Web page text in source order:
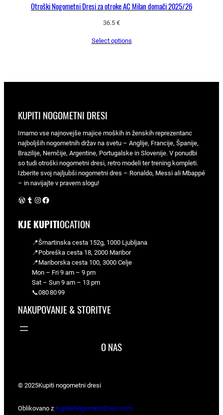
Otroški Nogometni Dresi za otroke AC Milan domači 2025/26
36.5 €
Select options
KUPITI NOGOMETNI DRESI
Imamo vse najnovejše majice moških in ženskih reprezentanc
najboljših nogometnih držav na svetu – Anglije, Francije, Španije,
Brazilije, Nemčije, Argentine, Portugalske in Slovenije. V ponudbi
so tudi otroški nogometni dresi, retro modeli ter trening kompleti.
Izberite svoj najljubši nogometni dres – Ronaldo, Messi ali Mbappé
– in navijajte v pravem slogu!
WordPress Instagram Facebook
KJE KUPITIOCATION
📍Šmartinska cesta 152g, 1000 Ljubljana
📍Pobreška cesta 18, 2000 Maribor
📍Mariborska cesta 100, 3000 Celje
Mon – Fri 9 am – 9 pm
Sat – Sun 9 am – 13 pm
📞080 80 99
NAKUPOVANJE & STORITVE
O NAS
© 2025Kupiti nogometni dresi
Oblikovano z KupiteNogometniDresi.com